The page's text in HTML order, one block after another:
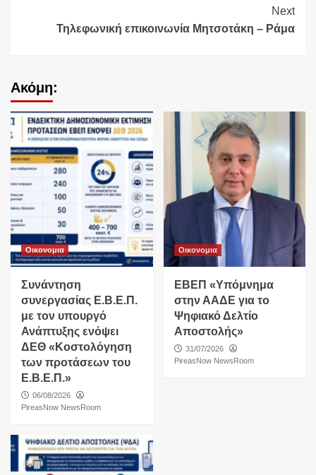
Next
Τηλεφωνική επικοινωνία Μητσοτάκη – Ράμα
Ακόμη:
Οικονομια
Συνάντηση
συνεργασίας Ε.Β.Ε.Π.
με τον υπουργό
Ανάπτυξης ενόψει
ΔΕΘ «Κοστολόγηση
των προτάσεων του
Ε.Β.Ε.Π.»
06/08/2026
PireasNow NewsRoom
Οικονομια
ΕΒΕΠ «Υπόμνημα
στην ΑΑΔΕ για το
Ψηφιακό Δελτίο
Αποστολής»
31/07/2026
PireasNow NewsRoom